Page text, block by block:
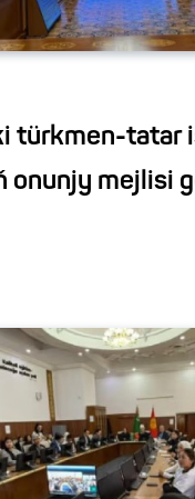
türkmen-tatar
onunjy mejlisi